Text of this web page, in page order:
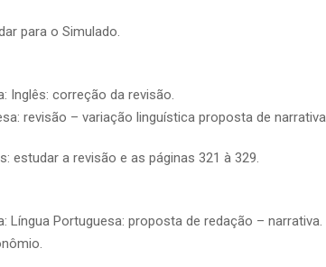
para o Simulado.
Inglês: correção da revisão.
revisão – variação linguística proposta de narrativa.
estudar a revisão e as páginas 321 à 329.
Língua Portuguesa: proposta de redação – narrativa.